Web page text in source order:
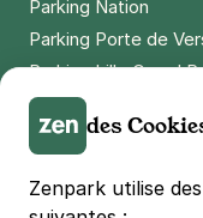
Parking Nation
Parking Porte de
Parking Lille Grand
Parking Euralille
Parking Casino
🌍 Passer de 130
des
Zenpark utilise